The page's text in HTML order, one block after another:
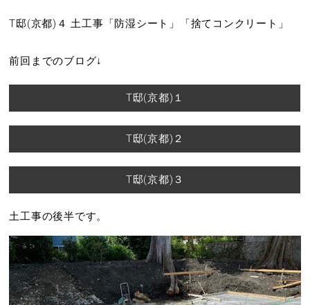
T邸(京都)４ 土工事「防湿シート」「捨てコンクリート」
前回までのブログ↓
T邸(京都)１
T邸(京都)２
T邸(京都)３
土工事の後半です。